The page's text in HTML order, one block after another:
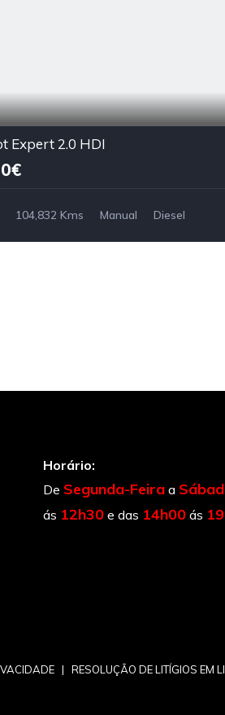
Expert 2.0 HDI
104,832 Kms Manual Diesel
Horário:
De Segunda-Feiraa
ás 12h30 e das 14h00 ás
| RESOLUÇÃO DE LITÍGIOS EM